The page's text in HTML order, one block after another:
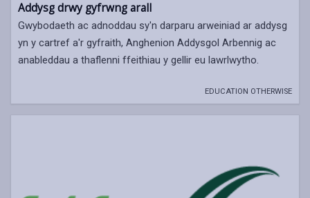
Addysg drwy gyfrwng arall
Gwybodaeth ac adnoddau sy'n darparu arweiniad ar addysg
yn y cartref a'r gyfraith, Anghenion Addysgol Arbennig ac
anableddau a thaflenni ffeithiau y gellir eu lawrlwytho.
EDUCATION OTHERWISE